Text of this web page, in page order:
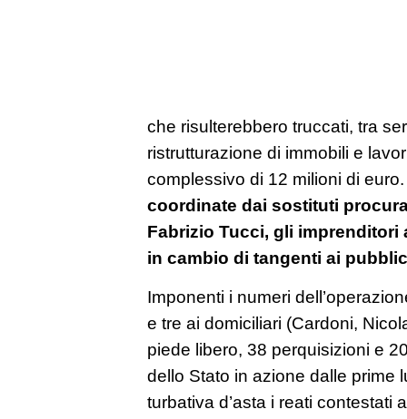
che risulterebbero truccati, tra
ristrutturazione di immobili e
complessivo di 12 milioni di euro.
coordinate dai sostituti
Fabrizio Tucci, gli
in cambio di tangenti ai
Imponenti i numeri
e tre ai domiciliari (Cardoni,
piede libero, 38 perquisizioni e
dello Stato in azione dalle prime
turbativa d’asta i reati contestati